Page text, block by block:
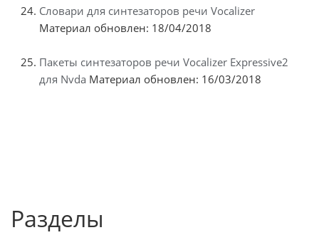
Словари для синтезаторов речи Vocalizer
Материал обновлен: 18/04/2018
Пакеты синтезаторов речи Vocalizer Expressive2
для Nvda Материал обновлен: 16/03/2018
Разделы